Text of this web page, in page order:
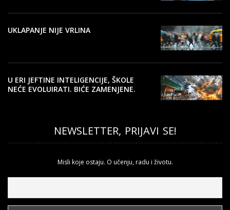
UKLAPANJE NIJE VRLINA
U ERI JEFTINE INTELIGENCIJE, ŠKOLE
NEĆE EVOLUIRATI. BIĆE ZAMENJENE.
NEWSLETTER, PRIJAVI SE!
Misli koje ostaju. O učenju, radu i životu.